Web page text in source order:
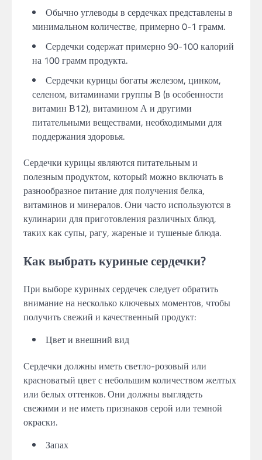
Обычно углеводы в сердечках представлены в
минимальном количестве, примерно 0-1 грамм.
Сердечки содержат примерно 90-100 калорий
на 100 грамм продукта.
Сердечки курицы богаты железом, цинком,
селеном, витаминами группы В (в особенности
витамин В12), витамином А и другими
питательными веществами, необходимыми для
поддержания здоровья.
Сердечки курицы являются питательным и
полезным продуктом, который можно включать в
разнообразное питание для получения белка,
витаминов и минералов. Они часто используются в
кулинарии для приготовления различных блюд,
таких как супы, рагу, жареные и тушеные блюда.
Как выбрать куриные сердечки?
При выборе куриных сердечек следует обратить
внимание на несколько ключевых моментов, чтобы
получить свежий и качественный продукт:
Цвет и внешний вид
Сердечки должны иметь светло-розовый или
красноватый цвет с небольшим количеством желтых
или белых оттенков. Они должны выглядеть
свежими и не иметь признаков серой или темной
окраски.
Запах